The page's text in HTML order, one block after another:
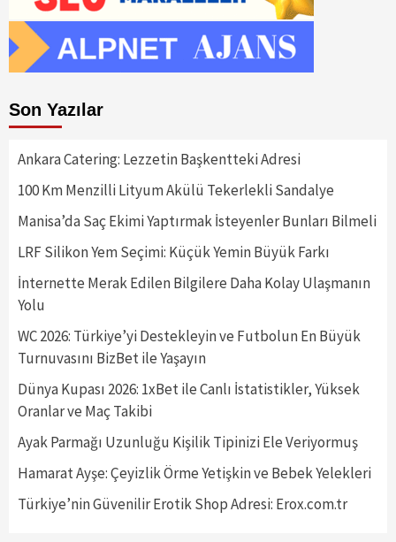
Son Yazılar
Ankara Catering: Lezzetin Başkentteki Adresi
100 Km Menzilli Lityum Akülü Tekerlekli Sandalye
Manisa’da Saç Ekimi Yaptırmak İsteyenler Bunları Bilmeli
LRF Silikon Yem Seçimi: Küçük Yemin Büyük Farkı
İnternette Merak Edilen Bilgilere Daha Kolay Ulaşmanın
Yolu
WC 2026: Türkiye’yi Destekleyin ve Futbolun En Büyük
Turnuvasını BizBet ile Yaşayın
Dünya Kupası 2026: 1xBet ile Canlı İstatistikler, Yüksek
Oranlar ve Maç Takibi
Ayak Parmağı Uzunluğu Kişilik Tipinizi Ele Veriyormuş
Hamarat Ayşe: Çeyizlik Örme Yetişkin ve Bebek Yelekleri
Türkiye’nin Güvenilir Erotik Shop Adresi: Erox.com.tr